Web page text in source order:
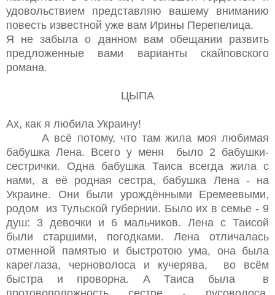
удовольствием представляю вашему вниманию
повесть известной уже вам Ирины Перепелица.
Я не забыла о данном вам обещании развить
предложенные вами варианты скайповского
романа.
ЦЫПА
Ах, как я любила Украину!
А всё потому, что там жила моя любимая
бабушка Лена. Всего у меня было 2 бабушки-
сестрички. Одна бабушка Таиса всегда жила с
нами, а её родная сестра, бабушка Лена - на
Украине. Они были урождёнными Еремеевыми,
родом из Тульской губернии. Было их в семье - 9
душ: 3 девочки и 6 мальчиков. Лена с Таисой
были старшими, погодками. Лена отличалась
отменной памятью и быстротою ума, она была
кареглаза, черноволоса и кучерява, во всём
быстра и проворна. А Таиса была в